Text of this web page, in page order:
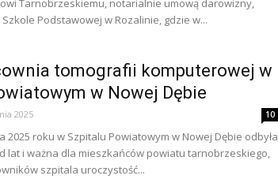
Tarnobrzeskiemu, notarialnie umową darowizny,
Podstawowej w Rozalinie, gdzie w...
tomografii komputerowej w
w Nowej Dębie
2025 10
2025 roku w Szpitalu Powiatowym w Nowej Dębie odbyła
lat i ważna dla mieszkańców powiatu tarnobrzeskiego,
szpitala uroczystość...